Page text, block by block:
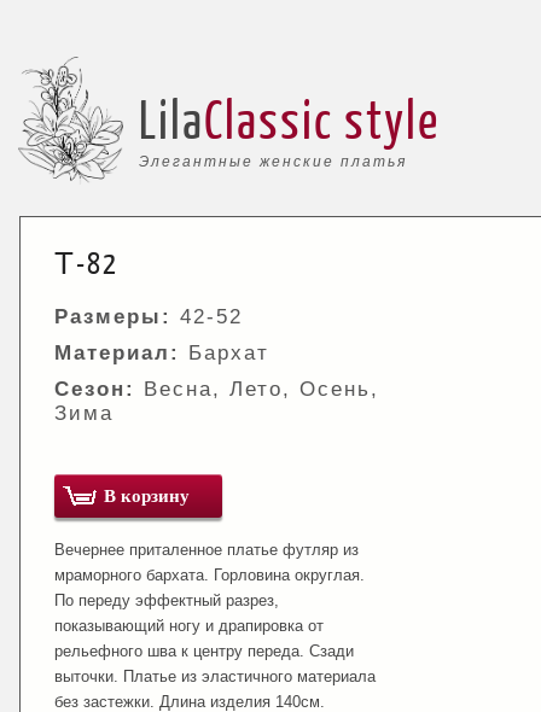
Элегантные женские платья
LilaClassic style
Т-82
Размеры: 42-52
Материал:
Бархат
Сезон:
Весна, Лето, Осень,
Зима
В корзину
Вечернее приталенное платье футляр из
мраморного бархата. Горловина округлая.
По переду эффектный разрез,
показывающий ногу и драпировка от
рельефного шва к центру переда. Сзади
выточки. Платье из эластичного материала
без застежки. Длина изделия 140см.